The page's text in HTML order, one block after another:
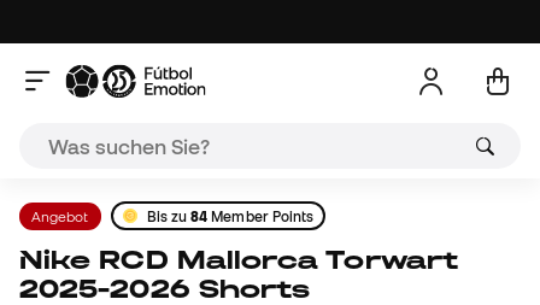
Angebot Bis zu84 Member Points
Nike RCD Mallorca Torwart
2025-2026 Shorts